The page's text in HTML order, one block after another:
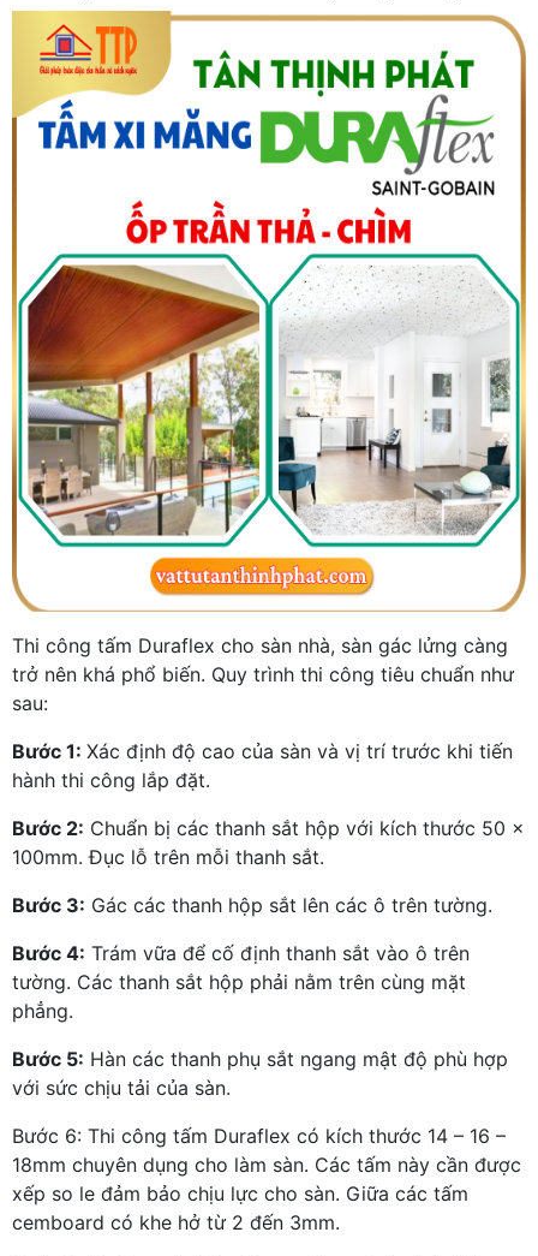
Thi công tấm Duraflex cho sàn nhà, sàn gác lửng càng
trở nên khá phổ biến. Quy trình thi công tiêu chuẩn như
sau:
Bước 1: Xác định độ cao của sàn và vị trí trước khi tiến
hành thi công lắp đặt.
Bước 2: Chuẩn bị các thanh sắt hộp với kích thước 50 x
100mm. Đục lỗ trên mỗi thanh sắt.
Bước 3: Gác các thanh hộp sắt lên các ô trên tường.
Bước 4: Trám vữa để cố định thanh sắt vào ô trên
tường. Các thanh sắt hộp phải nằm trên cùng mặt
phẳng.
Bước 5: Hàn các thanh phụ sắt ngang mật độ phù hợp
với sức chịu tải của sàn.
Bước 6: Thi công tấm Duraflex có kích thước 14 – 16 –
18mm chuyên dụng cho làm sàn. Các tấm này cần được
xếp so le đảm bảo chịu lực cho sàn. Giữa các tấm
cemboard có khe hở từ 2 đến 3mm.